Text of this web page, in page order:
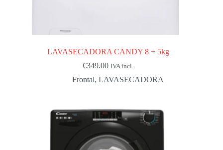
LAVASECADORA CANDY 8 + 5kg
€349.00 IVA incl.
Frontal,LAVASECADORA